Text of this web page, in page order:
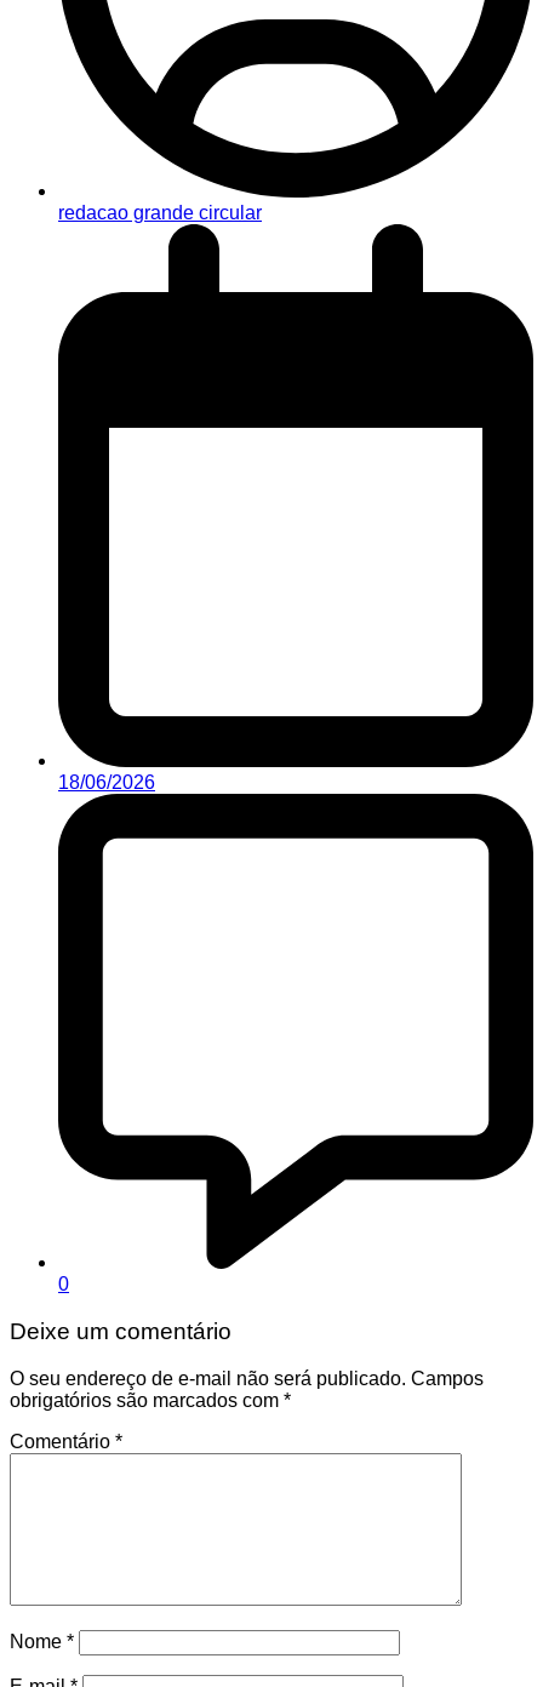
redacao grande circular
18/06/2026
0
Deixe um comentário
O seu endereço de e-mail não será publicado. Campos
obrigatórios são marcados com *
Comentário *
Nome *